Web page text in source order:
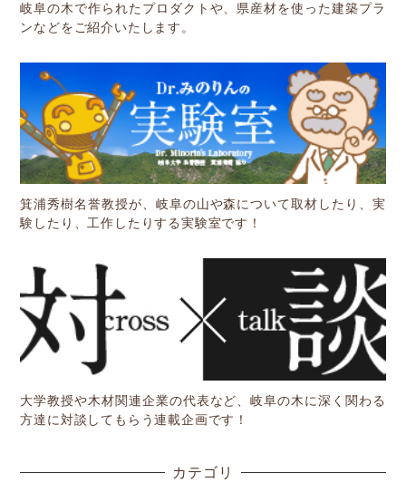
岐阜の木で作られたプロダクトや、県産材を使った建築プラ
ンなどをご紹介いたします。
箕浦秀樹名誉教授が、岐阜の山や森について取材したり、実
験したり、工作したりする実験室です！
大学教授や木材関連企業の代表など、岐阜の木に深く関わる
方達に対談してもらう連載企画です！
カテゴリ